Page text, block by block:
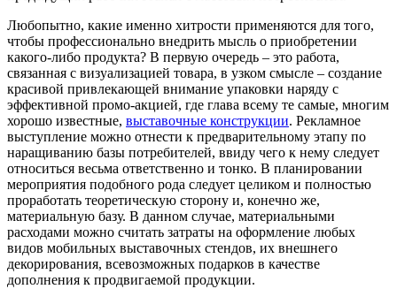
Любопытно, какие именно хитрости применяются для того,
чтобы профессионально внедрить мысль о приобретении
какого-либо продукта? В первую очередь – это работа,
связанная с визуализацией товара, в узком смысле – создание
красивой привлекающей внимание упаковки наряду с
эффективной промо-акцией, где глава всему те самые, многим
хорошо известные, выставочные конструкции. Рекламное
выступление можно отнести к предварительному этапу по
наращиванию базы потребителей, ввиду чего к нему следует
относиться весьма ответственно и тонко. В планировании
мероприятия подобного рода следует целиком и полностью
проработать теоретическую сторону и, конечно же,
материальную базу. В данном случае, материальными
расходами можно считать затраты на оформление любых
видов мобильных выставочных стендов, их внешнего
декорирования, всевозможных подарков в качестве
дополнения к продвигаемой продукции.